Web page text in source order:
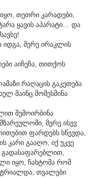
თეთრი კარადები,
ყავის აპარატი… და
იდგა, მერე ირაკლის
აიჩეჩა, თითქოს
რაღაცის გაკეთება
მაინც მომესმინა
შემოირბინა
მერე ისევ
ფარდებს სწევდა,
კარი გააღო, იქ უკვე
იყო, ჩახტომა რომ
თვალები